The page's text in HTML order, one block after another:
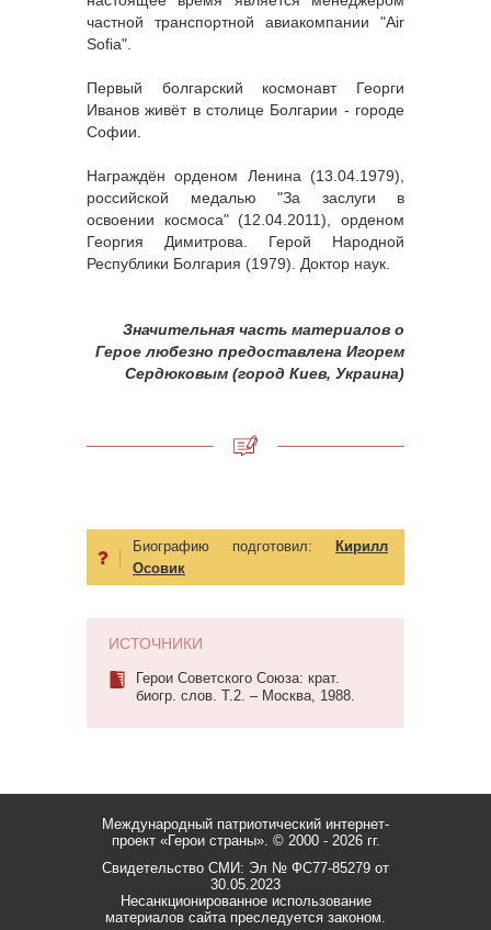
частной транспортной авиакомпании "Air
Sofia".
Первый болгарский космонавт Георги
Иванов живёт в столице Болгарии - городе
Софии.
Награждён орденом Ленина (13.04.1979),
российской медалью "За заслуги в
освоении космоса" (12.04.2011), орденом
Георгия Димитрова. Герой Народной
Республики Болгария (1979). Доктор наук.
Значительная часть материалов о
Герое любезно предоставлена Игорем
Сердюковым (город Киев, Украина)
Биографию подготовил:
Кирилл
Осовик
ИСТОЧНИКИ
Герои Советского Союза: крат.
биогр. слов. Т.2. – Москва, 1988.
Международный патриотический интернет-
проект «Герои страны». © 2000 - 2026 гг.
Свидетельство СМИ: Эл № ФС77-85279 от
30.05.2023
Несанкционированное использование
материалов сайта преследуется законом.